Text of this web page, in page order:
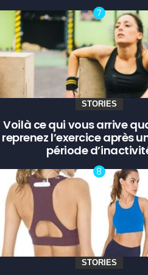
STORIES
Voilà ce qui vous arrive
reprenez l’exercice après
période
STORIES